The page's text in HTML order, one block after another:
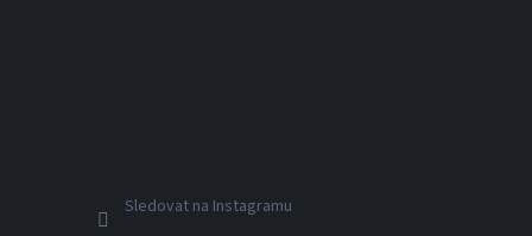
Sledovat na Instagramu